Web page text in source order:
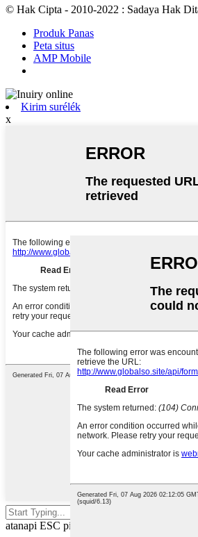
© Hak Cipta - 2010-2022 : Sadaya Hak
Produk Panas
Peta situs
AMP Mobile
Kirim surélék
x
atanapi ESC pikeun nutup